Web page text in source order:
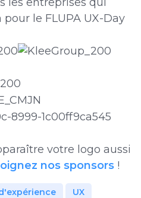
le FLUPA UX-Day
votre logo aussi
nos sponsors !
UX